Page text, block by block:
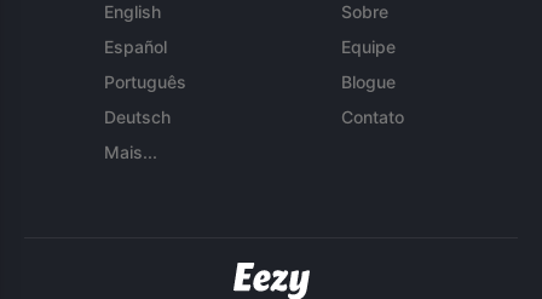
English
Español
Português
Deutsch
Mais...
Sobre
Equipe
Blogue
Contato